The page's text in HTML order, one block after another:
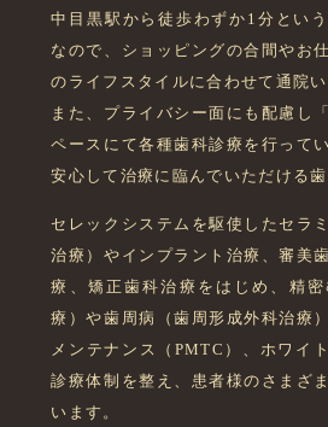
中目黒駅から徒歩わずか1分とい
なので、ショッピングの合間やお
のライフスタイルに合わせて通院い
また、プライバシー面にも配慮し
ペースにて各種歯科診療を行って
安心して治療に臨んでいただける歯
セレックシステムを駆使したセラ
治療）やインプラント治療、審美
療、矯正歯科治療をはじめ、精
療）や歯周病（歯周形成外科治療
メンテナンス（PMTC）、ホワイ
診療体制を整え、患者様のさまざ
います。